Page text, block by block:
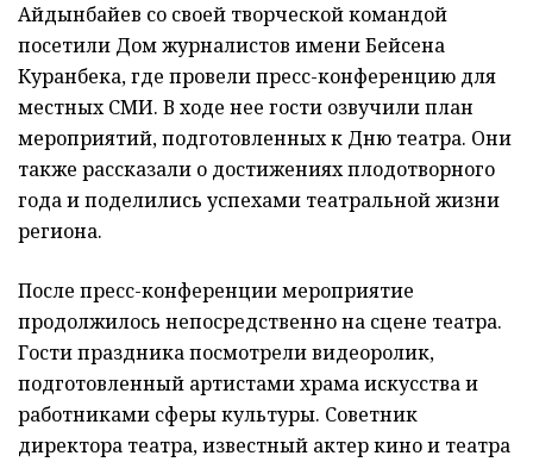
Айдынбайев со своей творческой командой
посетили Дом журналистов имени Бейсена
Куранбека, где провели пресс-конференцию для
местных СМИ. В ходе нее гости озвучили план
мероприятий, подготовленных к Дню театра. Они
также рассказали о достижениях плодотворного
года и поделились успехами театральной жизни
региона.
После пресс-конференции мероприятие
продолжилось непосредственно на сцене театра.
Гости праздника посмотрели видеоролик,
подготовленный артистами храма искусства и
работниками сферы культуры. Советник
директора театра, известный актер кино и театра